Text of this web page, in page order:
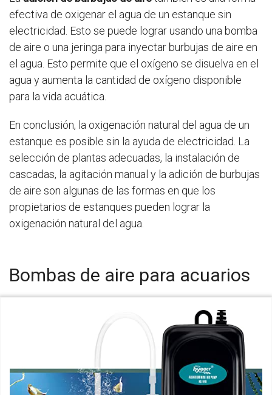
efectiva de oxigenar el agua de un estanque sin
electricidad. Esto se puede lograr usando una bomba
de aire o una jeringa para inyectar burbujas de aire en
el agua. Esto permite que el oxígeno se disuelva en el
agua y aumenta la cantidad de oxígeno disponible
para la vida acuática.
En conclusión, la oxigenación natural del agua de un
estanque es posible sin la ayuda de electricidad. La
selección de plantas adecuadas, la instalación de
cascadas, la agitación manual y la adición de burbujas
de aire son algunas de las formas en que los
propietarios de estanques pueden lograr la
oxigenación natural del agua.
Bombas de aire para acuarios